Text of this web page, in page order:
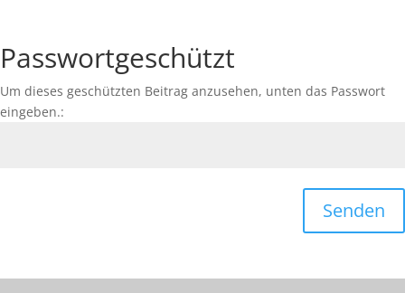
Passwortgeschützt
Um dieses geschützten Beitrag anzusehen, unten das Passwort
eingeben.:
Senden